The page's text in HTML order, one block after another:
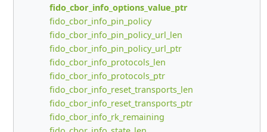
fido_cbor_info_options_value_ptr
fido_cbor_info_pin_policy
fido_cbor_info_pin_policy_url_len
fido_cbor_info_pin_policy_url_ptr
fido_cbor_info_protocols_len
fido_cbor_info_protocols_ptr
fido_cbor_info_reset_transports_len
fido_cbor_info_reset_transports_ptr
fido_cbor_info_rk_remaining